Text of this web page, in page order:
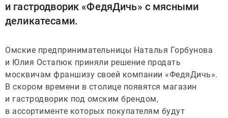
и гастродворик «ФедяДичь» с мясными
деликатесами.
Омские предпринимательницы Наталья Горбунова
и Юлия Остапюк приняли решение продать
москвичам франшизу своей компании «ФедяДичь».
В скором времени в столице появятся магазин
и гастродворик под омским брендом,
в ассортименте которых покупателям будут